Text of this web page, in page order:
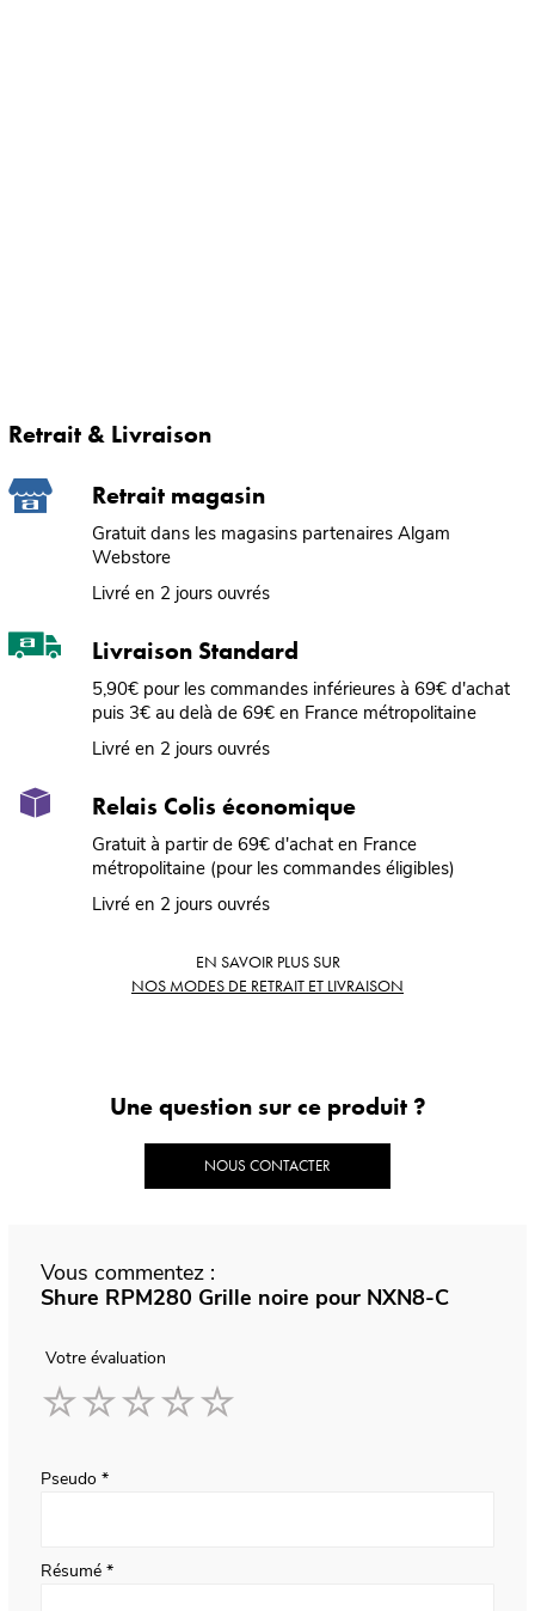
Retrait & Livraison
Retrait magasin
Gratuit dans les magasins partenaires Algam
Webstore
Livré en 2 jours ouvrés
Livraison Standard
5,90€ pour les commandes inférieures à 69€ d'achat
puis 3€ au delà de 69€ en France métropolitaine
Livré en 2 jours ouvrés
Relais Colis économique
Gratuit à partir de 69€ d'achat en France
métropolitaine (pour les commandes éligibles)
Livré en 2 jours ouvrés
EN SAVOIR PLUS SUR
NOS MODES DE RETRAIT ET LIVRAISON
Une question sur ce produit ?
NOUS CONTACTER
Vous commentez :
Shure RPM280 Grille noire pour NXN8-C
Votre évaluation
Pseudo
Résumé